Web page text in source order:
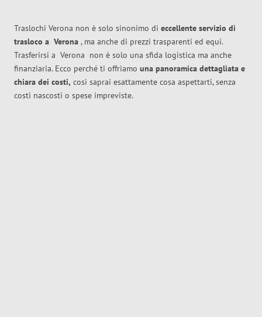
Traslochi Verona non è solo sinonimo di eccellente servizio di
trasloco a Verona , ma anche di prezzi trasparenti ed equi.
Trasferirsi a Verona non è solo una sfida logistica ma anche
finanziaria. Ecco perché ti offriamo una panoramica dettagliata e
chiara dei costi, così saprai esattamente cosa aspettarti, senza
costi nascosti o spese impreviste.